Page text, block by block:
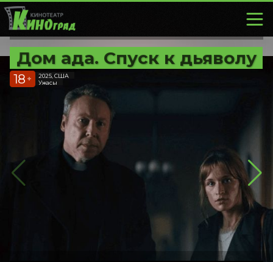
Дом ада. Спуск к дьяволу
18 +
2025, США
Ужасы